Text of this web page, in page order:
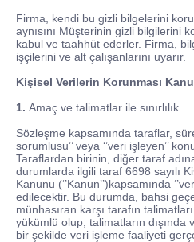
Firma, kendi bu gizli bilgelerini
aynısını Müşterinin gizli bilgilerini
kabul ve taahhüt ederler. Firma,
işçilerini ve alt çalışanlarını uyarır.
Kişisel Verilerin Korunması
1. Amaç ve talimatlar ile sınırlılık
Sözleşme kapsamında taraflar,
sorumlusu’’ veya ‘’veri işleyen’’
Taraflardan birinin, diğer taraf
durumlarda ilgili taraf 6698 sayılı
Kanunu (‘’Kanun’’)kapsamında
edilecektir. Bu durumda, bahsi
münhasıran karşı tarafın
yükümlü olup, talimatların
bir şekilde veri işleme faaliyeti